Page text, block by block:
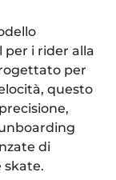
per i rider alla
per
questo
di
skate.